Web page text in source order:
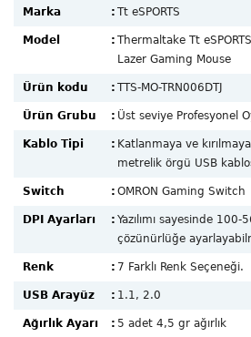
Marka : Tt eSPORTS
Model : Thermaltake Tt
Lazer Gaming Mouse
Ürün kodu : TTS-MO-TRN006DTJ
Ürün Grubu : Üst seviye Profesyonel
Kablo Tipi : Katlanmaya ve
metrelik örgü USB
Switch : OMRON Gaming Switch
DPI Ayarları : Yazılımı sayesinde
çözünürlüğe
Renk : 7 Farklı Renk Seçeneği.
USB Arayüz : 1.1, 2.0
Ağırlık Ayarı : 5 adet 4,5 gr ağırlık